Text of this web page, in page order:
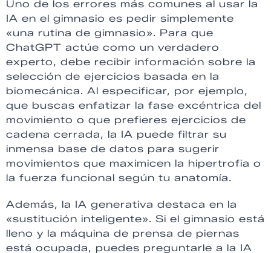
Uno de los errores más comunes al usar la
IA en el gimnasio es pedir simplemente
«una rutina de gimnasio». Para que
ChatGPT actúe como un verdadero
experto, debe recibir información sobre la
selección de ejercicios basada en la
biomecánica. Al especificar, por ejemplo,
que buscas enfatizar la fase excéntrica del
movimiento o que prefieres ejercicios de
cadena cerrada, la IA puede filtrar su
inmensa base de datos para sugerir
movimientos que maximicen la hipertrofia o
la fuerza funcional según tu anatomía.
Además, la IA generativa destaca en la
«sustitución inteligente». Si el gimnasio está
lleno y la máquina de prensa de piernas
está ocupada, puedes preguntarle a la IA